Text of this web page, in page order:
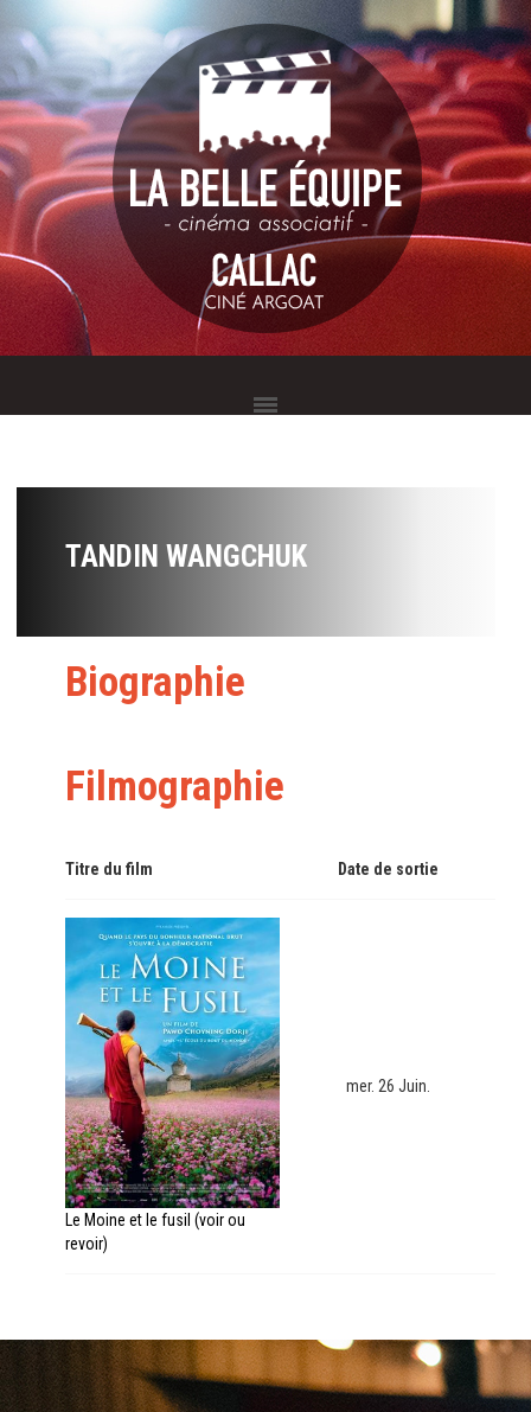
TANDIN WANGCHUK
Biographie
Filmographie
Titre du film Date de sortie
Le Moine et le fusil (voir ou
revoir)
mer. 26 Juin.